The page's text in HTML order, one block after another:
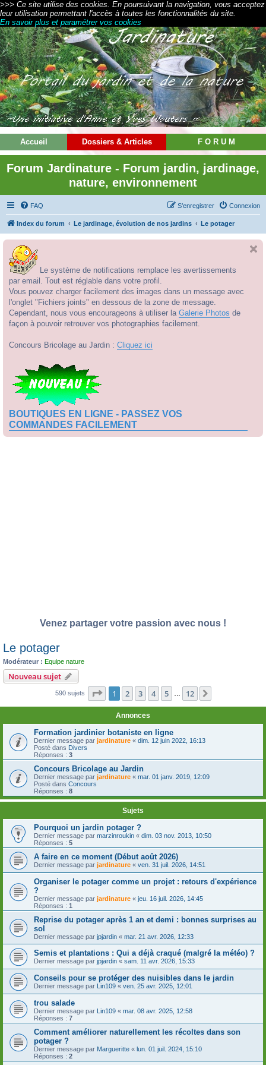
>>> Ce site utilise des cookies. En poursuivant la navigation, vous acceptez
leur utilisation permettant l'accès à toutes les fonctionnalités du site.
En savoir plus et paramétrer vos cookies
Accueil Dossiers & Articles F O R U M
Forum Jardinature - Forum jardin, jardinage,
nature, environnement
FAQ Connexion
S’enregistrer
Index du forum Le jardinage, évolution de nos jardins Le potager
Le système de notifications remplace les avertissements
par email. Tout est réglable dans votre profil.
Vous pouvez charger facilement des images dans un message avec
l'onglet "Fichiers joints" en dessous de la zone de message.
Cependant, nous vous encourageons à utiliser la Galerie Photos de
façon à pouvoir retrouver vos photographies facilement.
Concours Bricolage au Jardin : Cliquez ici
BOUTIQUES EN LIGNE - PASSEZ VOS
COMMANDES FACILEMENT
Venez partager votre passion avec nous !
Le potager
Modérateur : Equipe nature
Nouveau sujet
590 sujets Page 1sur12
1 2 3 4 5 12
Annonces
Formation jardinier botaniste en ligne
Dernier message par jardinature « dim. 12 juin 2022, 16:13
Posté dans Divers
Réponses : 3
Concours Bricolage au Jardin
Dernier message par jardinature « mar. 01 janv. 2019, 12:09
Posté dans Concours
Réponses : 8
Sujets
Pourquoi un jardin potager ?
Dernier message par marzinroukin « dim. 03 nov. 2013, 10:50
Réponses : 5
A faire en ce moment (Début août 2026)
Dernier message par jardinature « ven. 31 juil. 2026, 14:51
Organiser le potager comme un projet : retours d'expérience
?
Dernier message par jardinature « jeu. 16 juil. 2026, 14:45
Réponses : 1
Reprise du potager après 1 an et demi : bonnes surprises au
sol
Dernier message par jpjardin « mar. 21 avr. 2026, 12:33
Semis et plantations : Qui a déjà craqué (malgré la météo) ?
Dernier message par jpjardin « sam. 11 avr. 2026, 15:33
Conseils pour se protéger des nuisibles dans le jardin
Dernier message par Lin109 « ven. 25 avr. 2025, 12:01
trou salade
Dernier message par Lin109 « mar. 08 avr. 2025, 12:58
Réponses : 7
Comment améliorer naturellement les récoltes dans son
potager ?
Dernier message par Margueritte « lun. 01 juil. 2024, 15:10
Réponses : 2